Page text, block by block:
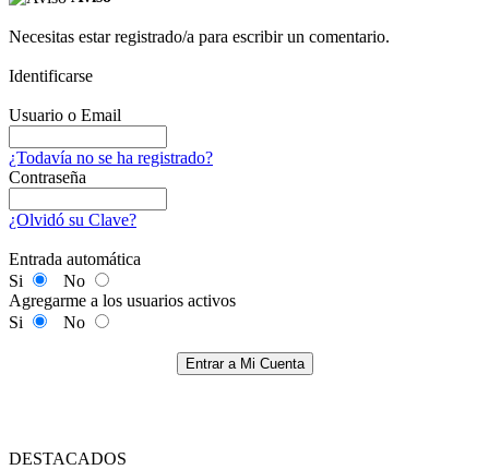
Necesitas estar registrado/a para escribir un comentario.
Identificarse
Usuario o Email
¿Todavía no se ha registrado?
Contraseña
¿Olvidó su Clave?
Entrada automática
Si
No
Agregarme a los usuarios activos
Si
No
Entrar a Mi Cuenta
DESTACADOS